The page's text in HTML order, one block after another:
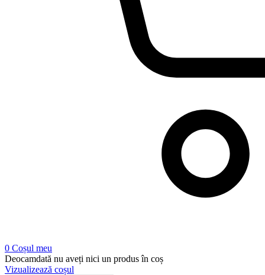
0 Coșul meu
Deocamdată nu aveți nici un produs în coș
Vizualizează coșul